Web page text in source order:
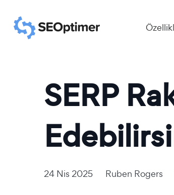
SERP
24 Nis 2025 Ruben Rogers